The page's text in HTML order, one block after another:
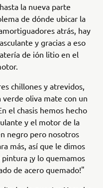
la nueva parte
de dónde ubicar la
atrás, hay
y gracias a eso
de ión litio en el
chillones y atrevidos,
oliva mate con un
el chasis hemos hecho
y el motor de la
negro pero nosotros
más, así que le dimos
¡y lo quemamos
de acero quemado!"